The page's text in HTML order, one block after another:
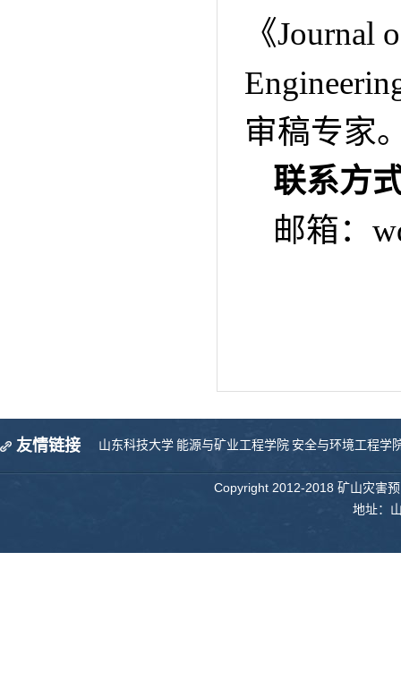
《Journal
审稿专家
联系方
邮箱：
友情链接 山东科技大学 能源与矿业工程学院 安全与环境工程学
Copyright 2012-2018 矿山灾害
地址：